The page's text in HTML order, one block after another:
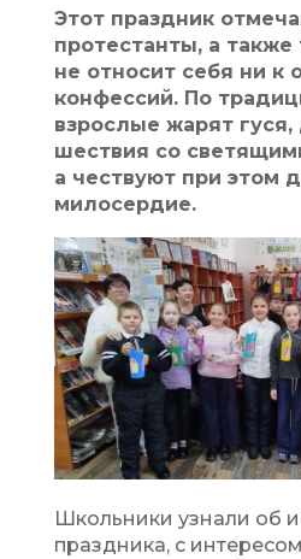
Этот праздник
протестанты, а
не относит себя ни к
конфессий. По
взрослые жарят
шествия со
а чествуют при этом
милосердие.
Школьники узнали об
праздника, с